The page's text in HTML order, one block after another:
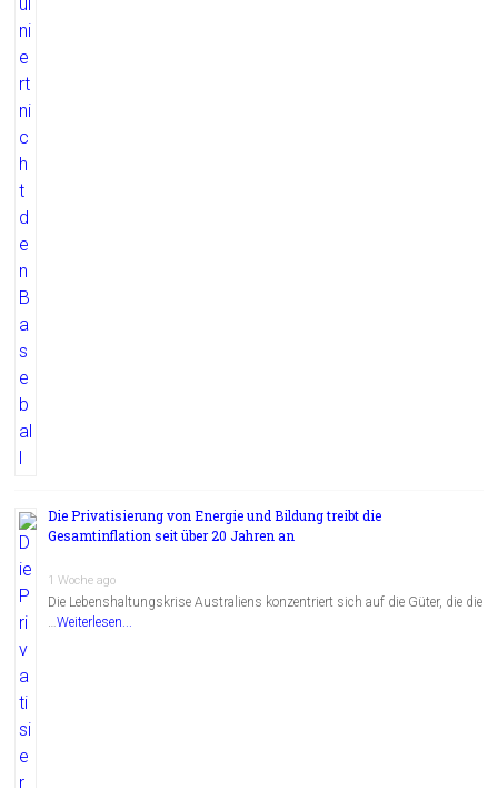
Die Privatisierung von Energie und Bildung treibt die
Gesamtinflation seit über 20 Jahren an
1 Woche ago
Die Lebenshaltungskrise Australiens konzentriert sich auf die Güter, die die
…Weiterlesen...